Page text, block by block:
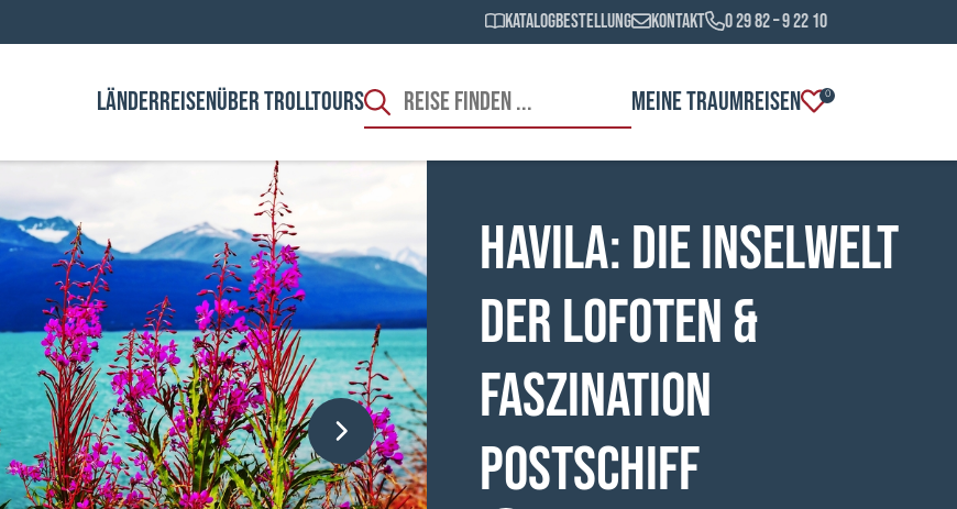
Katalogbestellung Kontakt 0 29 82 – 9 22 10
LÄNDERREISENÜBER TROLLTOURS MEINE TRAUMREISEN 0
HAVILA: Die Inselwelt
der Lofoten &
Faszination
Postschiff